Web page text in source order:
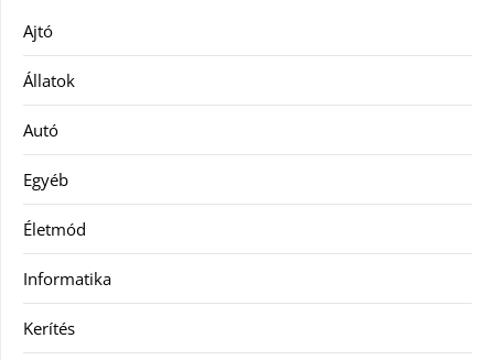
Ajtó
Állatok
Autó
Egyéb
Életmód
Informatika
Kerítés